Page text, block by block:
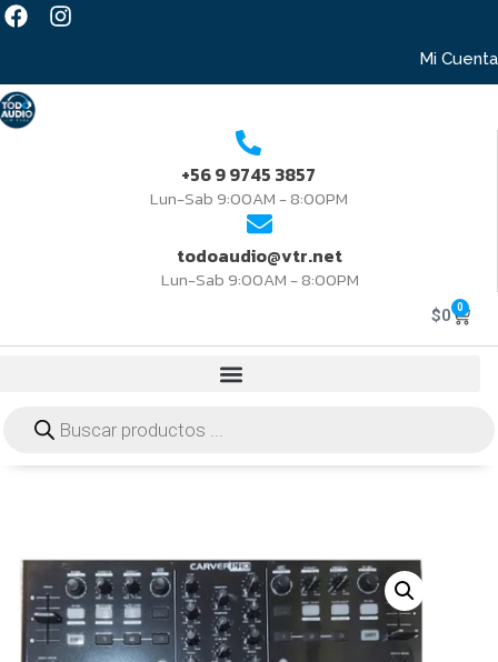
Mi Cuenta
+56 9 9745 3857
Lun-Sab 9:00AM - 8:00PM
todoaudio@vtr.net
Lun-Sab 9:00AM - 8:00PM
$0 0